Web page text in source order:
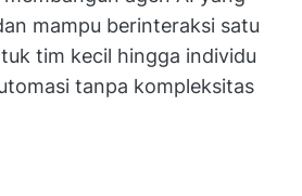
mampu berinteraksi satu
tim kecil hingga individu
tanpa kompleksitas